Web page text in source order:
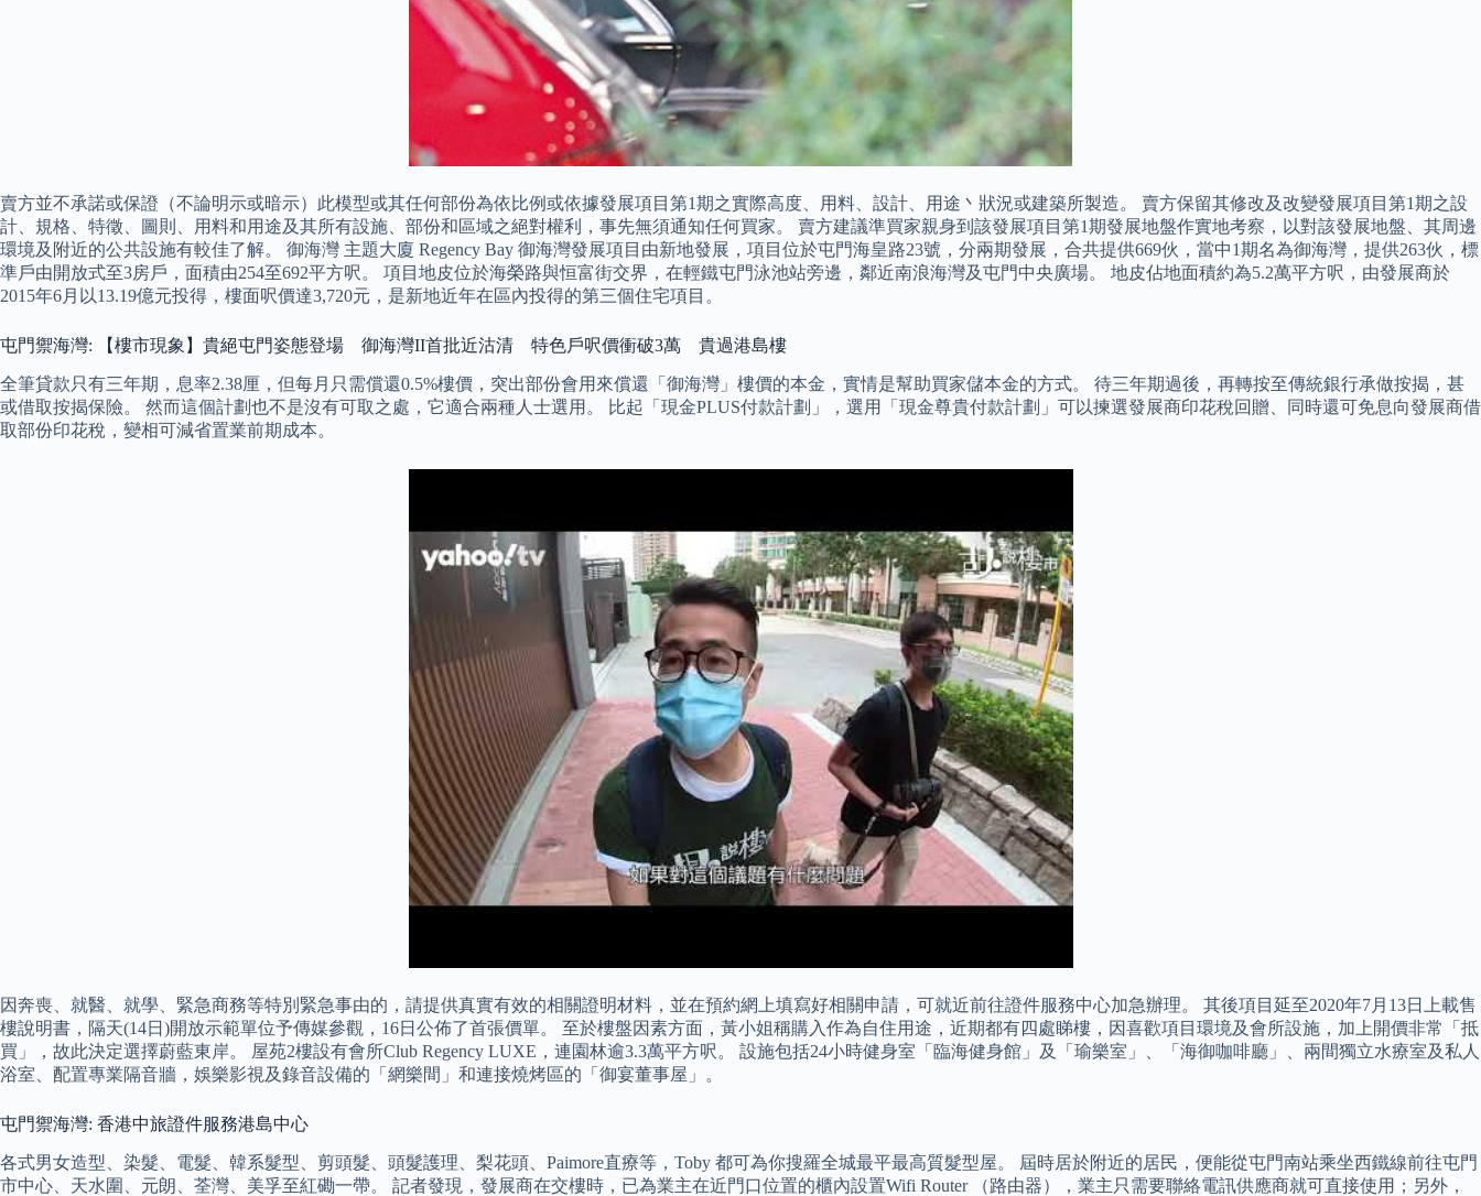
賣方並不承諾或保證（不論明示或暗示）此模型或其任何部份為依比例或依據發展項目第1期之實際高度、用料、設計、用途丶狀況或建築所製造。 賣方保留其修改及改變發展項目第1期之設
計、規格、特徵、圖則、用料和用途及其所有設施、部份和區域之絕對權利，事先無須通知任何買家。 賣方建議準買家親身到該發展項目第1期發展地盤作實地考察，以對該發展地盤、其周邊
環境及附近的公共設施有較佳了解。 御海灣 主題大廈 Regency Bay 御海灣發展項目由新地發展，項目位於屯門海皇路23號，分兩期發展，合共提供669伙，當中1期名為御海灣，提供263伙，標
準戶由開放式至3房戶，面積由254至692平方呎。 項目地皮位於海榮路與恒富街交界，在輕鐵屯門泳池站旁邊，鄰近南浪海灣及屯門中央廣場。 地皮佔地面積約為5.2萬平方呎，由發展商於
2015年6月以13.19億元投得，樓面呎價達3,720元，是新地近年在區內投得的第三個住宅項目。
屯門禦海灣: 【樓市現象】貴絕屯門姿態登場 御海灣II首批近沽清 特色戶呎價衝破3萬 貴過港島樓
全筆貸款只有三年期，息率2.38厘，但每月只需償還0.5%樓價，突出部份會用來償還「御海灣」樓價的本金，實情是幫助買家儲本金的方式。 待三年期過後，再轉按至傳統銀行承做按揭，甚
或借取按揭保險。 然而這個計劃也不是沒有可取之處，它適合兩種人士選用。 比起「現金PLUS付款計劃」，選用「現金尊貴付款計劃」可以揀選發展商印花稅回贈、同時還可免息向發展商借
取部份印花稅，變相可減省置業前期成本。
因奔喪、就醫、就學、緊急商務等特別緊急事由的，請提供真實有效的相關證明材料，並在預約網上填寫好相關申請，可就近前往證件服務中心加急辦理。 其後項目延至2020年7月13日上載售
樓說明書，隔天(14日)開放示範單位予傳媒參觀，16日公佈了首張價單。 至於樓盤因素方面，黃小姐稱購入作為自住用途，近期都有四處睇樓，因喜歡項目環境及會所設施，加上開價非常「抵
買」，故此決定選擇蔚藍東岸。 屋苑2樓設有會所Club Regency LUXE，連園林逾3.3萬平方呎。 設施包括24小時健身室「臨海健身館」及「瑜樂室」、「海御咖啡廳」、兩間獨立水療室及私人
浴室、配置專業隔音牆，娛樂影視及錄音設備的「網樂間」和連接燒烤區的「御宴董事屋」。
屯門禦海灣: 香港中旅證件服務港島中心
各式男女造型、染髮、電髮、韓系髮型、剪頭髮、頭髮護理、梨花頭、Paimore直療等，Toby 都可為你搜羅全城最平最高質髮型屋。 屆時居於附近的居民，便能從屯門南站乘坐西鐵線前往屯門
市中心、天水圍、元朗、荃灣、美孚至紅磡一帶。 記者發現，發展商在交樓時，已為業主在近門口位置的櫃內設置Wifi Router （路由器），業主只需要聯絡電訊供應商就可直接使用；另外，